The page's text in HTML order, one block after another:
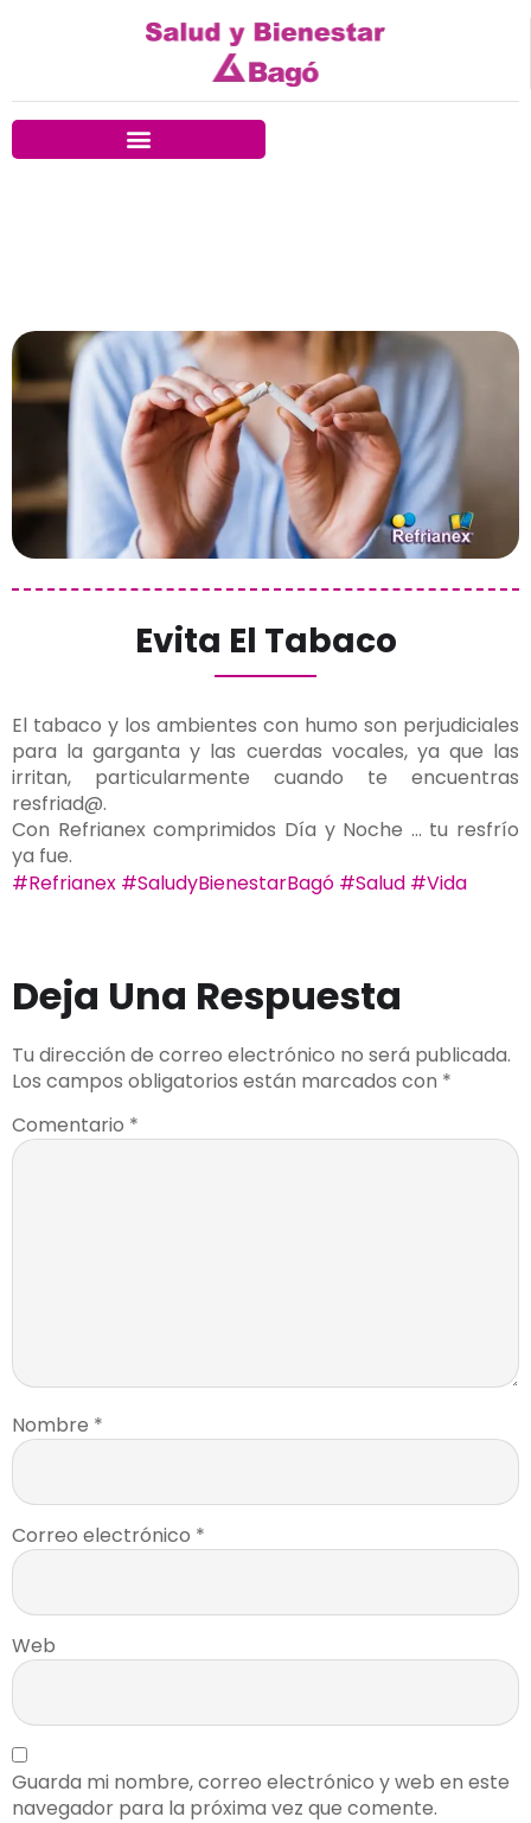
Evita El Tabaco
El tabaco y los ambientes con humo son perjudiciales
para la garganta y las cuerdas vocales, ya que las
irritan, particularmente cuando te encuentras
resfriad@.
Con Refrianex comprimidos Día y Noche … tu resfrío
ya fue.
#Refrianex #SaludyBienestarBagó #Salud #Vida
Deja Una Respuesta
Tu dirección de correo electrónico no será publicada.
Los campos obligatorios están marcados con *
Comentario *
Nombre *
Correo electrónico *
Web
Guarda mi nombre, correo electrónico y web en este
navegador para la próxima vez que comente.